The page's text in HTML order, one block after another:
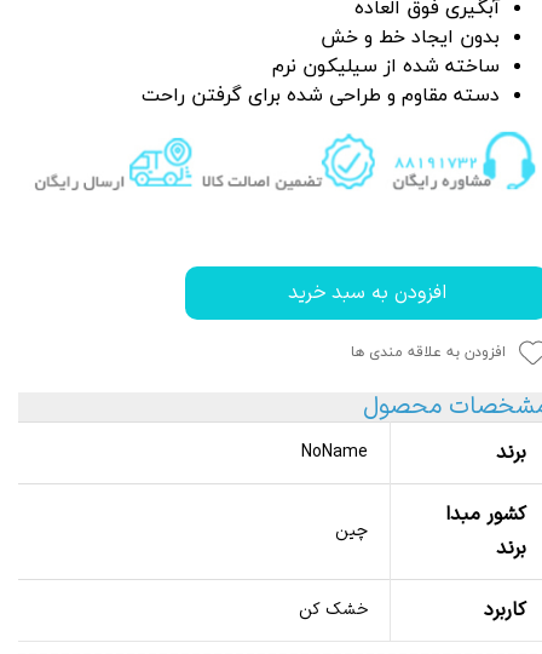
آبگیری فوق العاده
بدون ایجاد خط و خش
ساخته شده از سیلیکون نرم
دسته مقاوم و طراحی شده برای گرفتن راحت
افزودن به سبد خرید
افزودن به علاقه مندی ها
محصول
برند NoName
کشور مبدا
برند
چین
کاربرد خشک کن